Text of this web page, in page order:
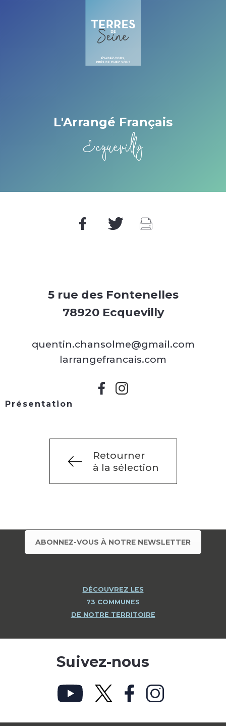
L'Arrangé Français
Ecquevilly
5 rue des Fontenelles
78920 Ecquevilly
quentin.chansolme@gmail.com
larrangefrancais.com
Présentation
Retourner
à la sélection
ABONNEZ-VOUS À NOTRE NEWSLETTER
DÉCOUVREZ LES
73 COMMUNES
DE NOTRE TERRITOIRE
Suivez-nous